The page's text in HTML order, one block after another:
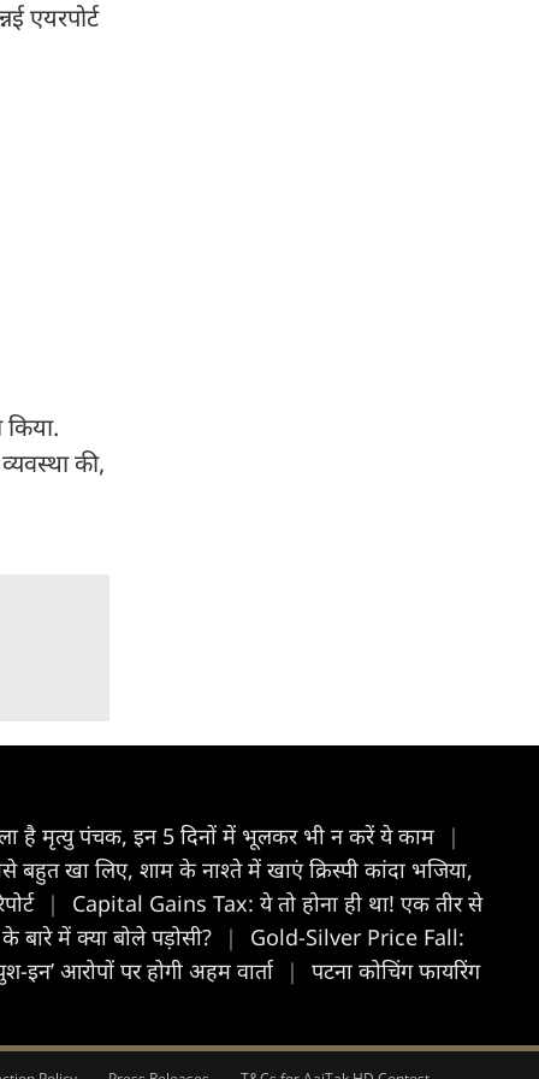
एयरपोर्ट
की,
है मृत्यु पंचक, इन 5 दिनों में भूलकर भी न करें ये काम
|
खा लिए, शाम के नाश्ते में खाएं क्रिस्पी कांदा भजिया,
|
Capital Gains Tax: ये तो होना ही था! एक तीर से
बारे में क्या बोले पड़ोसी? |
Gold-Silver Price Fall:
इन’ आरोपों पर होगी अहम वार्ता |
पटना कोचिंग फायरिंग